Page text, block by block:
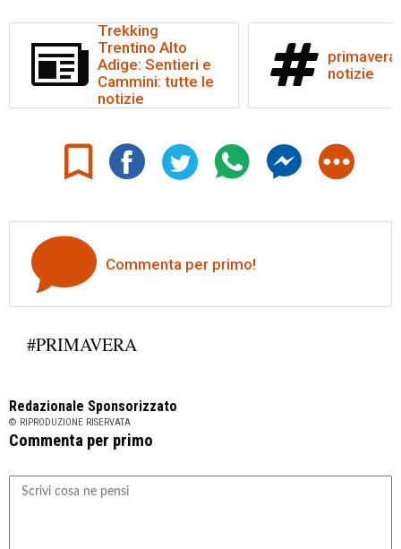
Trekking
Trentino Alto
Adige: Sentieri e
Cammini: tutte le
notizie
notizie
Commenta per primo!
#PRIMAVERA
Redazionale Sponsorizzato
© RIPRODUZIONE RISERVATA
Commenta per primo